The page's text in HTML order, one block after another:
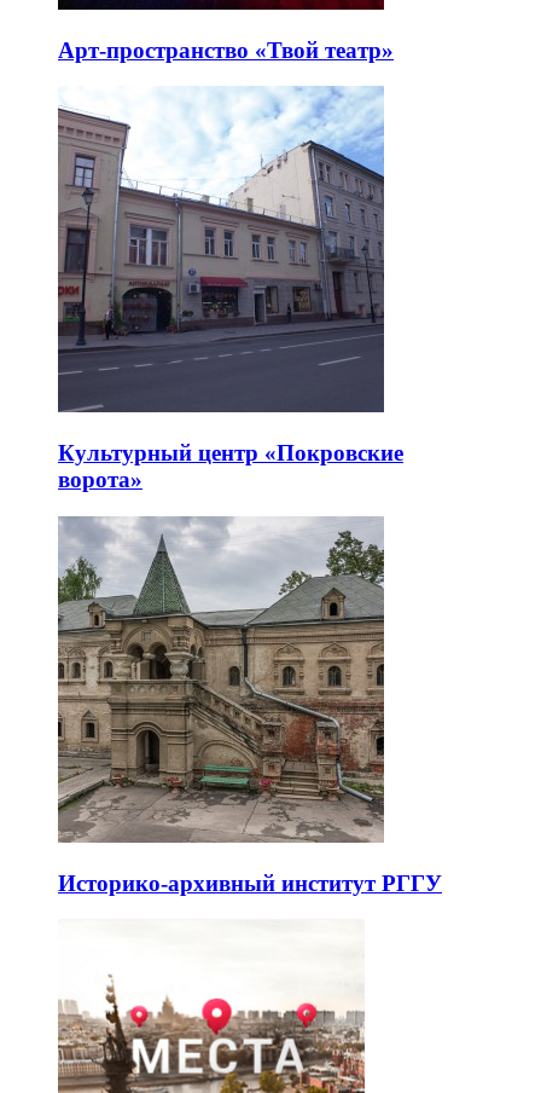
Арт-пространство «Твой театр»
Культурный центр «Покровские
ворота»
Историко-архивный институт РГГУ